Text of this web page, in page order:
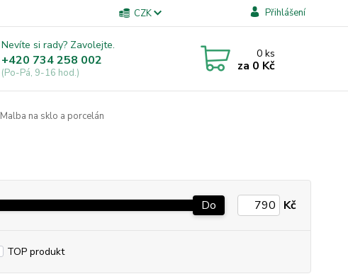
CZK Přihlášení
Nevíte si rady? Zavolejte.
+420 734 258 002
(Po-Pá, 9-16 hod.)
0ks
za 0 Kč
Malba na sklo a porcelán
Do Kč
TOP produkt